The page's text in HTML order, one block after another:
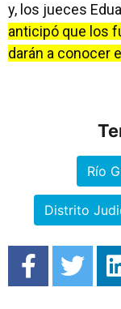
y, los jueces
anticipó que los
darán a conocer
Río
Distrito